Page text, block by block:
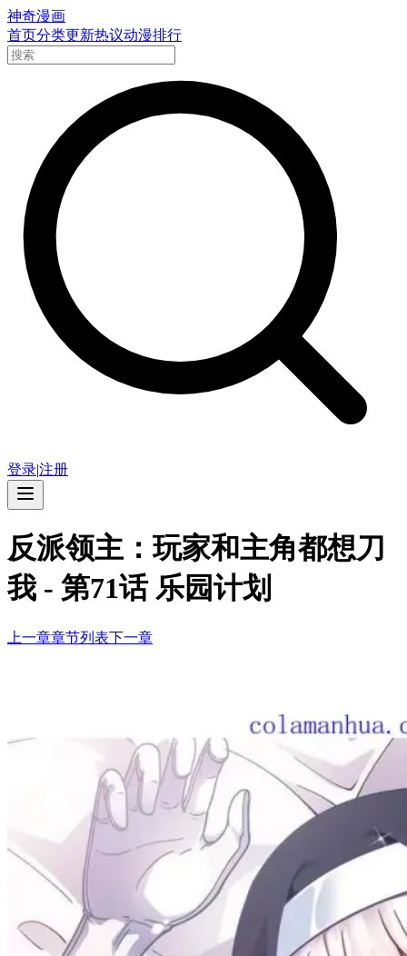
神奇漫画
首页分类更新热议动漫排行
登录|注册
反派领主：玩家和主角都想刀
我 - 第71话 乐园计划
上一章章节列表下一章